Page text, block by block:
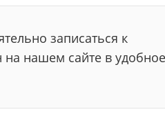
записаться к
на нашем сайте в удобное